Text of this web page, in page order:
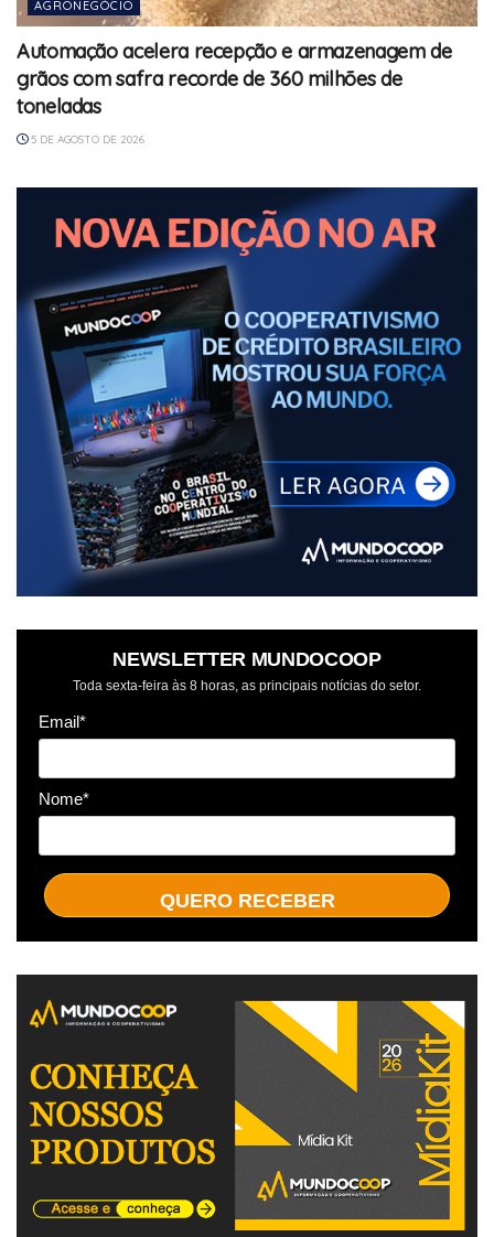
AGRONEGÓCIO
Automação acelera recepção e armazenagem de
grãos com safra recorde de 360 milhões de
toneladas
5 DE AGOSTO DE 2026
NEWSLETTER MUNDOCOOP
Toda sexta-feira às 8 horas, as principais notícias do setor.
Email*
Nome*
QUERO RECEBER